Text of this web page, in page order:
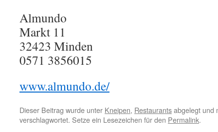
Almundo
Markt 11
32423 Minden
0571 3856015
www.almundo.de/
Dieser Beitrag wurde unter Kneipen, Restaurantsabgelegt und
verschlagwortet. Setze ein Lesezeichen für den Permalink.